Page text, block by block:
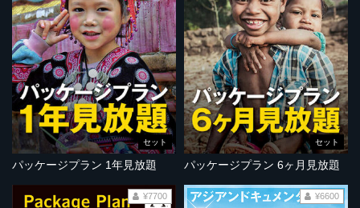
セット
パッケージプラン 1年見放題
セット
パッケージプラン 6ヶ月見放題
¥7700 ¥6600